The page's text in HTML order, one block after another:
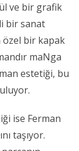
ve bir grafik
bir sanat
özel bir kapak
maNga
estetiği, bu
ise Ferman
taşıyor.